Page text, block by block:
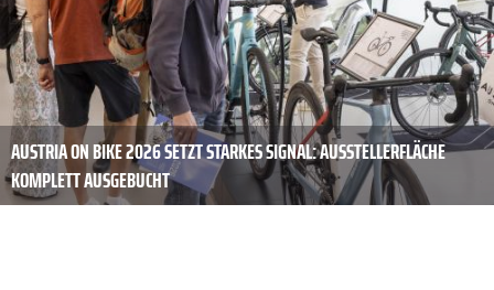
AUSTRIA ON BIKE 2026 SETZT STARKES SIGNAL: AUSSTELLERFLÄCHE
KOMPLETT AUSGEBUCHT